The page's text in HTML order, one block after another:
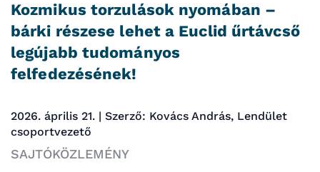
Kozmikus torzulások nyomában –
bárki részese lehet a Euclid űrtávcső
legújabb tudományos
felfedezésének!
2026. április 21. | Szerző: Kovács András, Lendület
csoportvezető
SAJTÓKÖZLEMÉNY